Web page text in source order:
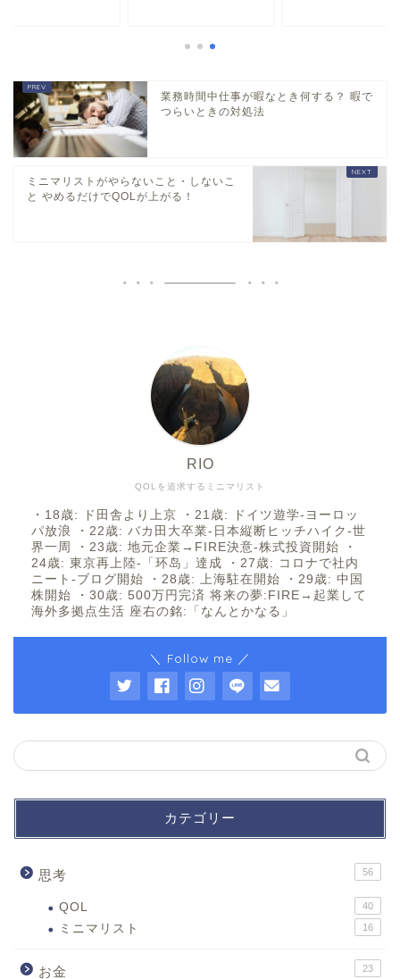
業務時間中仕事が暇なとき何する？ 暇で
つらいときの対処法
ミニマリストがやらないこと・しないこ
と やめるだけでQOLが上がる！
QOLを追求するミニマリスト
RIO
・18歳: ド田舎より上京 ・21歳: ドイツ遊学-ヨーロッ
パ放浪 ・22歳: バカ田大卒業-日本縦断ヒッチハイク-世
界一周 ・23歳: 地元企業→FIRE決意-株式投資開始 ・
24歳: 東京再上陸-「环岛」達成 ・27歳: コロナで社内
ニート-ブログ開始 ・28歳: 上海駐在開始 ・29歳: 中国
株開始 ・30歳: 500万円完済 将来の夢:FIRE→起業して
海外多拠点生活 座右の銘:「なんとかなる」
＼ Follow me ／
カテゴリー
思考 56
QOL 40
ミニマリスト 16
お金 23